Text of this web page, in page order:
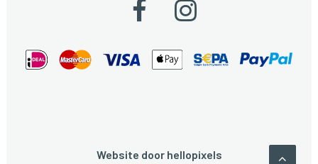
Website door hellopixels